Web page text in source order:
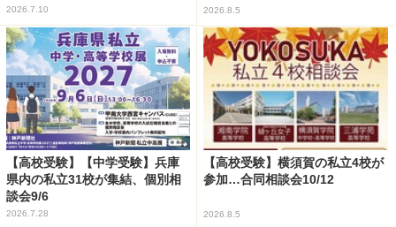
2026.7.10 2026.8.5
【高校受験】【中学受験】兵庫
県内の私立31校が集結、個別相
談会9/6
2026.7.28
【高校受験】横須賀の私立4校が
参加…合同相談会10/12
2026.8.5